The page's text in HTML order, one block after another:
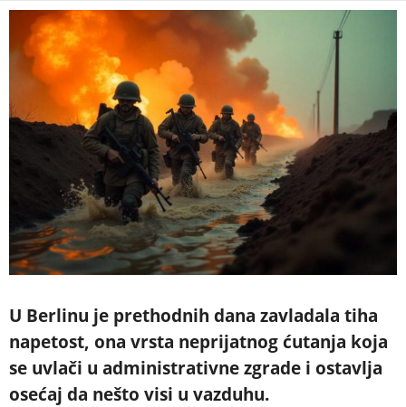
U Berlinu je prethodnih dana zavladala tiha
napetost, ona vrsta neprijatnog ćutanja koja
se uvlači u administrativne zgrade i ostavlja
osećaj da nešto visi u vazduhu.